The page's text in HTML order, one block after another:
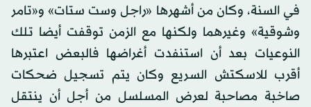
في السنة، وكان من أشهرها «راجل وست ستات» و«تامر
وشوقية» وغيرهما ولكنها مع الزمن توقفت أيضا تلك
النوعيات بعد أن استنفدت أغراضها فالبعض اعتبرها
أقرب للاسكتش السريع وكان يتم تسجيل ضحكات
صاخبة مصاحبة لعرض المسلسل من أجل أن ينتقل